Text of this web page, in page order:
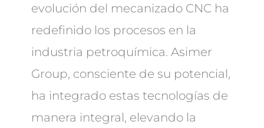
evolución del mecanizado CNC ha
redefinido los procesos en la
industria petroquímica. Asimer
Group, consciente de su potencial,
ha integrado estas tecnologías de
manera integral, elevando la